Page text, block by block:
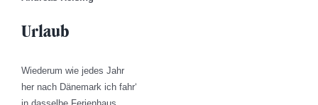
Urlaub
Wiederum wie jedes Jahr
her nach Dänemark ich fahr‘
in dasselbe Ferienhaus.